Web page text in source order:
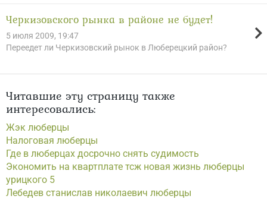
Черкизовского рынка в районе не будет!
5 июля 2009, 19:47
Переедет ли Черкизовский рынок в Люберецкий район?
Читавшие эту страницу также
интересовались:
Жэк люберцы
Налоговая люберцы
Где в люберцах досрочно снять судимость
Экономить на квартплате тсж новая жизнь люберцы
урицкого 5
Лебедев станислав николаевич люберцы